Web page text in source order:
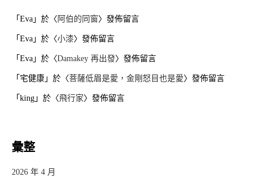
「 Eva 」於〈 阿伯的同窗〉發佈留言
「 Eva 」於〈小漆〉發佈留言
「 Eva 」於〈Damakey 再出發〉發佈留言
「 宅健康 」於〈菩薩低眉是愛，金剛怒目也是愛〉發佈留言
「 king 」於〈飛行家〉發佈留言
彙整
2026 年 4 月